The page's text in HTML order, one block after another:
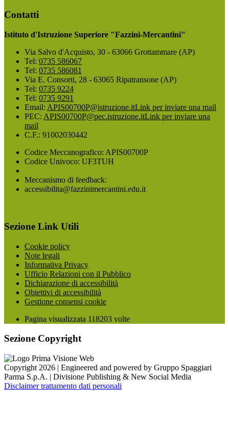
Contatti
Istituto d'Istruzione Superiore "Fazzini-Mercantini"
Via Salvo d'Acquisto, 30 - 63066 Grottammare (AP)
Tel: 0735 586067
Tel: 0735 586081
Via E. Consorti, 28 - 63065 Ripatransone (AP)
Tel: 0735 9224
Tel: 0735 9291
Email: APIS00700P@istruzione.itLink per inviare una mail
PEC: APIS00700P@pec.istruzione.itLink per inviare una
mail
C.F.: 91002030442
Codice Meccanografico: APIS00700P
Codice Univoco: UF3TUH
Meccanismo di feedback:
accessibilita@fazzinimercantini.edu.it
Sezione Link Utili
Cookie policy
Note legali
Informativa Privacy
Ufficio Relazioni con il Pubblico
Dichiarazione di accessibilità
Obiettivi di accessibilità
Gestione consensi cookie
Pagina visualizzata 118203 volte
Sezione Copyright
Copyright 2026 | Engineered and powered by Gruppo Spaggiari
Parma S.p.A. | Divisione Publishing & New Social Media
Disclaimer trattamento dati personali